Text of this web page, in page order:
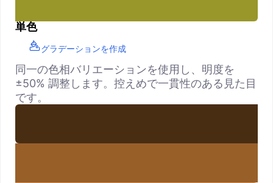
単色
グラデーションを作成
同一の色相バリエーションを使用し、明度を
±50% 調整します。控えめで一貫性のある見た目
です。